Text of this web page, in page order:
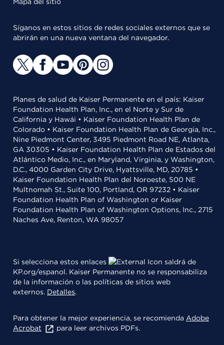
Síganos en estos sitios de redes sociales externos que se
abrirán en una nueva ventana del navegador.
Planes de salud de Kaiser Permanente en el país: Kaiser
Foundation Health Plan, Inc., en el Norte y Sur de
California y Hawái • Kaiser Foundation Health Plan de
Colorado • Kaiser Foundation Health Plan de Georgia, Inc.,
Nine Piedmont Center, 3495 Piedmont Road NE, Atlanta,
GA 30305 • Kaiser Foundation Health Plan de Estados del
Atlántico Medio, Inc., en Maryland, Virginia, y Washington,
D.C., 4000 Garden City Drive, Hyattsville, MD, 20785 •
Kaiser Foundation Health Plan del Noroeste, 500 NE
Multnomah St., Suite 100, Portland, OR 97232 • Kaiser
Foundation Health Plan of Washington or Kaiser
Foundation Health Plan of Washington Options, Inc., 2715
Naches Ave, Renton, WA 98057
Si selecciona estos enlaces
saldrá de
KP.org/espanol. Kaiser Permanente no se responsabiliza
de la información o las políticas de sitios web
externos. Detalles.
Para obtener la mejor experiencia, se recomienda Adobe
Acrobat
para leer archivos PDFs.